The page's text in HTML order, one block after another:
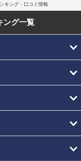
キング・口コミ情報
ング一覧